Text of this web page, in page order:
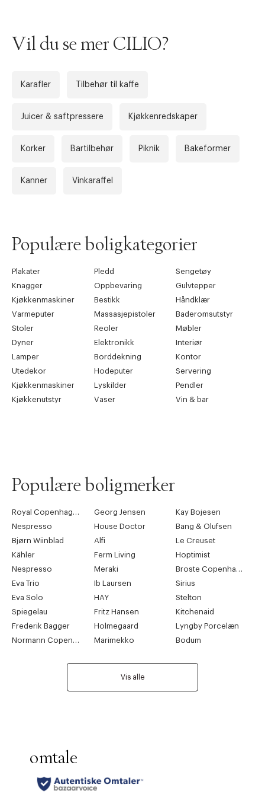
Forrige
Vil du se mer CILIO?
Karafler Tilbehør til kaffe
Juicer & saftpressere Kjøkkenredskaper
Korker Bartilbehør Piknik Bakeformer
Kanner Vinkaraffel
Populære boligkategorier
Plakater Pledd
Sengetøy
Knagger
Oppbevaring
Gulvtepper
Kjøkkenmaskiner
Bestikk
Håndklær
Varmeputer
Massasjepistoler
Baderomsutstyr
Stoler
Reoler
Møbler
Dyner
Elektronikk
Interiør
Lamper
Borddekning
Kontor
Utedekor
Hodeputer
Servering
Kjøkkenmaskiner
Lyskilder
Pendler
Kjøkkenutstyr
Vaser Vin & bar
Populære boligmerker
Royal Copenhagen Georg Jensen
Kay Bojesen
Nespresso
House Doctor
Bang & Olufsen
Bjørn Wiinblad
Alfi
Le Creuset
Kähler
Ferm Living
Hoptimist
Nespresso
Meraki
Broste Copenhagen
Eva Trio
Ib Laursen
Sirius
Eva Solo
HAY
Stelton
Spiegelau
Fritz Hansen
Kitchenaid
Frederik Bagger
Holmegaard
Lyngby Porcelæn
Normann Copenhagen
Marimekko Bodum
Vis alle